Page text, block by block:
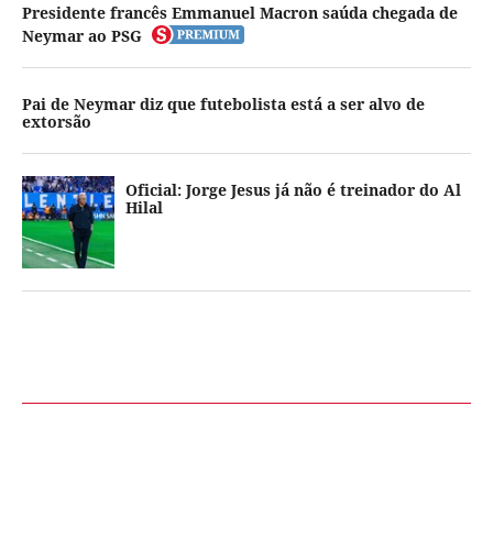
Presidente francês Emmanuel Macron saúda chegada de
Neymar ao PSG
Pai de Neymar diz que futebolista está a ser alvo de
extorsão
Oficial: Jorge Jesus já não é treinador do Al
Hilal